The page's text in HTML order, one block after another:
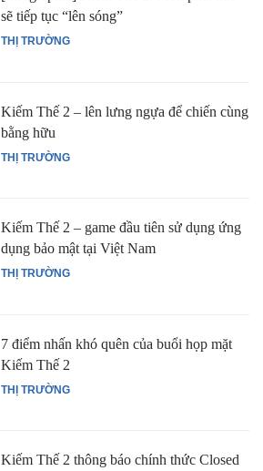
THỊ TRƯỜNG
sẽ tiếp tục “lên sóng”
THỊ TRƯỜNG
Kiếm Thế 2 – lên lưng ngựa để chiến cùng
bằng hữu
THỊ TRƯỜNG
Kiếm Thế 2 – game đầu tiên sử dụng ứng
dụng bảo mật tại Việt Nam
THỊ TRƯỜNG
7 điểm nhấn khó quên của buổi họp mặt
Kiếm Thế 2
Kiếm Thế 2 thông báo chính thức Closed